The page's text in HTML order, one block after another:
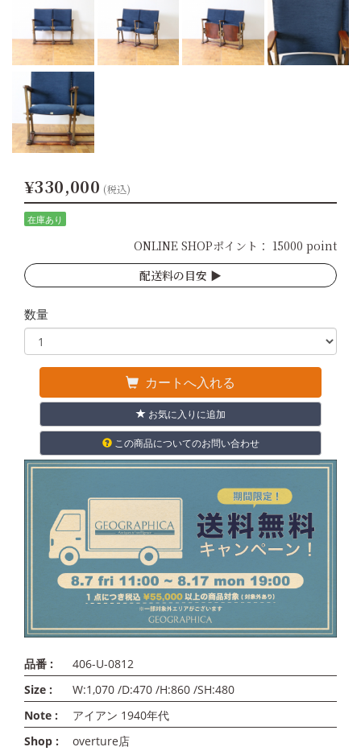
¥330,000 (税込)
在庫あり
ONLINE SHOPポイント： 15000 point
配送料の目安 ▶︎
数量
カートへ入れる
お気に入りに追加
この商品についてのお問い合わせ
品番 :
406-U-0812
Size :
W:1,070 /D:470 /H:860 /SH:480
Note :
アイアン 1940年代
Shop :
overture店